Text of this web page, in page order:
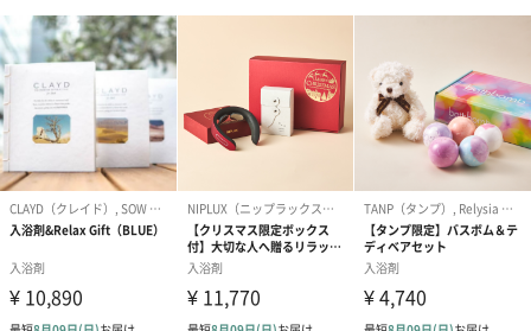
きしない。風呂釜内部に汚れが付着する恐れあり。
●残り湯は洗濯に使用しない。
●他の入浴料等と併用しない。
●入浴以外の用途には使用しない。
●本品がタオル・衣類等についた場合はすぐに洗う。
●使用後はキャップをしっかり閉める。
●お子様やペットの手の届かない所で使用・保管する。
●変色・変質の恐れがあるので高温多湿や直射日光を避
けて保管する。
●開封後はなるべく早めに使い切る。
※天然成分を使用している為、稀に色の黒い粒子、溶
けきらない粒子(ミネラル分、鉄分)が含まれている場
合がありますが品質には問題ありません。
※お湯が泡立つことがありますが品質には問題ありま